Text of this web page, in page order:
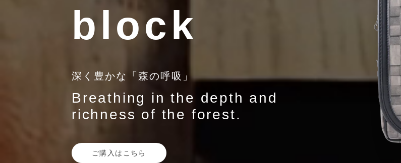
block
深く豊かな「森の呼吸」
Breathing in the depth and
richness of the forest.
ご購入はこちら